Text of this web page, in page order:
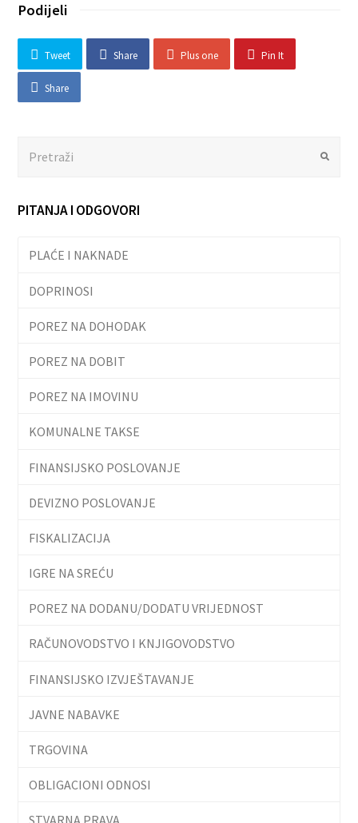
Podijeli
Tweet Share Plus one Pin It
Share
Submit
PITANJA I ODGOVORI
PLAĆE I NAKNADE
DOPRINOSI
POREZ NA DOHODAK
POREZ NA DOBIT
POREZ NA IMOVINU
KOMUNALNE TAKSE
FINANSIJSKO POSLOVANJE
DEVIZNO POSLOVANJE
FISKALIZACIJA
IGRE NA SREĆU
POREZ NA DODANU/DODATU VRIJEDNOST
RAČUNOVODSTVO I KNJIGOVODSTVO
FINANSIJSKO IZVJEŠTAVANJE
JAVNE NABAVKE
TRGOVINA
OBLIGACIONI ODNOSI
STVARNA PRAVA